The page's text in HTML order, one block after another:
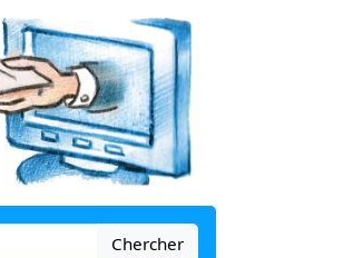
Chercher